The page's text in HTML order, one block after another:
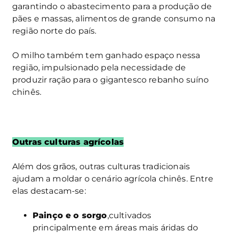
garantindo o abastecimento para a produção de
pães e massas, alimentos de grande consumo na
região norte do país.
O milho também tem ganhado espaço nessa
região, impulsionado pela necessidade de
produzir ração para o gigantesco rebanho suíno
chinês.
Outras culturas agrícolas
Além dos grãos, outras culturas tradicionais
ajudam a moldar o cenário agrícola chinês. Entre
elas destacam-se:
Painço e o sorgo,cultivados
principalmente em áreas mais áridas do